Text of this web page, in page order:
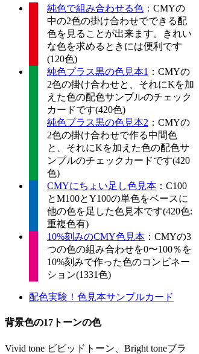
純色で組み合わせる色 ：CMYの
中の2色の掛け合わせでできる配
色を見ることが出来ます。きれい
な色を求めるときには便利です
(120色)
純色プラス黒の色見本1 ：CMYの
2色の掛け合わせと、それにKを加
えた色の配色サンプルのチェック
カードです(420色)
純色プラス黒の色見本2 ：CMYの
2色の掛け合わせで作る中間色
と、それにKを加えた色の配色サ
ンプルのチェックカードです(420
色)
CMYにちょい足し色見本 ：C100
とM100とY100の単色をベースに
他の色を足した色見本です(420色:
重複色有)
10%刻みのCMY色見本 ：CMYの3
つの色の組み合わせを0〜100％を
10%刻みで作った色のコンビネー
ション(1331色)
配色実験！色見本サンプルカード
背景色の17トーンの色
Vivid tone ビビッドトーン、Bright toneブラ